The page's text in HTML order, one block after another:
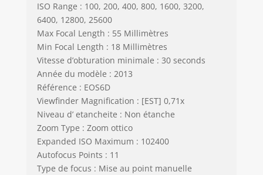
ISO Range : 100, 200, 400, 800, 1600, 3200,
6400, 12800, 25600
Max Focal Length : 55 Millimètres
Min Focal Length : 18 Millimètres
Vitesse d’obturation minimale : 30 seconds
Année du modèle : 2013
Référence : EOS6D
Viewfinder Magnification : [EST] 0,71x
Niveau d’ etancheite : Non étanche
Zoom Type : Zoom ottico
Expanded ISO Maximum : 102400
Autofocus Points : 11
Type de focus : Mise au point manuelle